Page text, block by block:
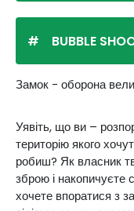
BUBBLE
Замок - оборона
Уявіть, що ви –
територію якого
робиш? Як власник
зброю і накопичуєте
хочете впоратися з